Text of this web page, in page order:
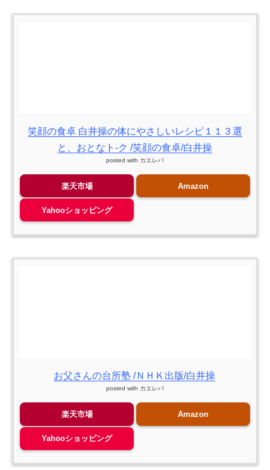
笑顔の食卓 白井操の体にやさしいレシピ１１３選
と、おとなト-ク /笑顔の食卓/白井操
posted with カエレバ
楽天市場 Amazon
Yahooショッピング
お父さんの台所塾 /ＮＨＫ出版/白井操
posted with カエレバ
楽天市場 Amazon
Yahooショッピング